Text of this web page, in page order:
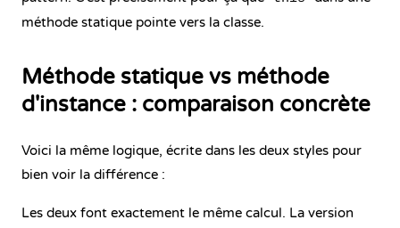
méthode statique pointe vers la classe.
Méthode statique vs méthode
d'instance : comparaison concrète
Voici la même logique, écrite dans les deux styles pour
bien voir la différence :
Les deux font exactement le même calcul. La version